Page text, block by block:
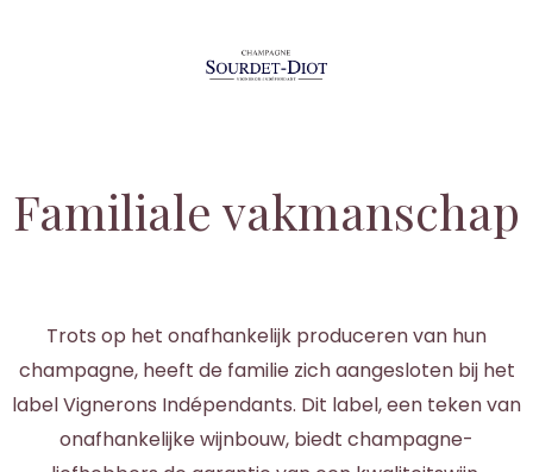
Familiale vakmanschap
Trots op het onafhankelijk produceren van hun
champagne, heeft de familie zich aangesloten bij het
label Vignerons Indépendants. Dit label, een teken van
onafhankelijke wijnbouw, biedt champagne-